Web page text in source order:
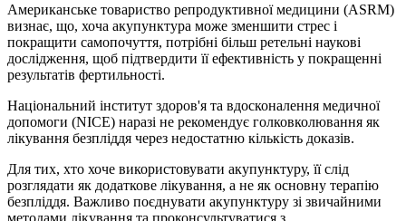
Американське товариство репродуктивної медицини (ASRM)
визнає, що, хоча акупунктура може зменшити стрес і
покращити самопочуття, потрібні більш ретельні наукові
дослідження, щоб підтвердити її ефективність у покращенні
результатів фертильності.
Національний інститут здоров'я та вдосконалення медичної
допомоги (NICE) наразі не рекомендує голковколювання як
лікування безпліддя через недостатню кількість доказів.
Для тих, хто хоче використовувати акупунктуру, її слід
розглядати як додаткове лікування, а не як основну терапію
безпліддя. Важливо поєднувати акупунктуру зі звичайними
методами лікування та проконсультуватися з